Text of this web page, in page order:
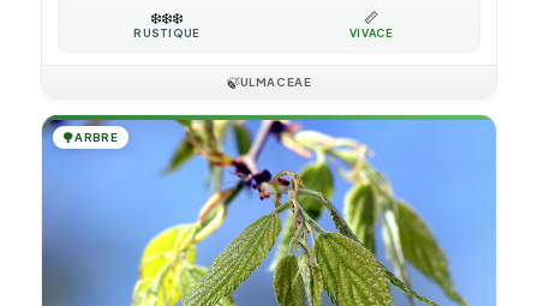
❄️❄️❄️
RUSTIQUE
📏
VIVACE
🍃ULMACEAE
🌳ARBRE